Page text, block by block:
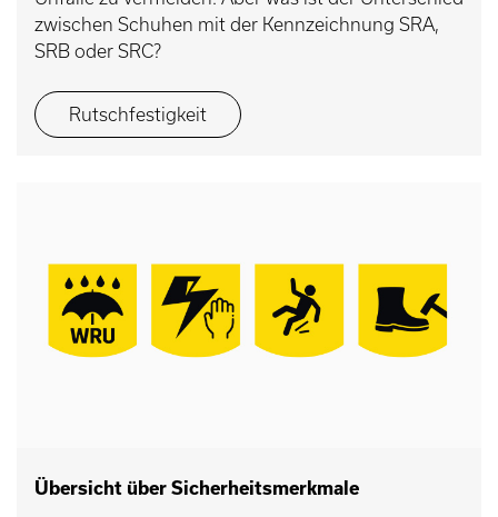
zwischen Schuhen mit der Kennzeichnung SRA,
SRB oder SRC?
Rutschfestigkeit
Übersicht über Sicherheitsmerkmale